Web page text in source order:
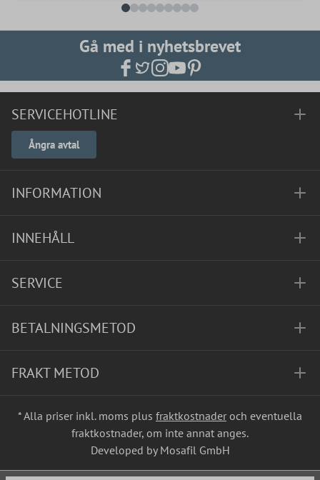
Gå med i nyhetsbrevet
SERVICEHOTLINE
Ångra avtal
INFORMATION
INNEHÅLL
SERVICE
BETALNINGSMETOD
FRAKT METOD
* Alla priser inkl. moms plus fraktkostnader och eventuella
fraktkostnader, om inte annat anges.
Developed by Mosafil GmbH